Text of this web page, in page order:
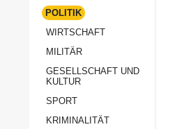
Politik
Militär
POLITIK
WIRTSCHAFT
MILITÄR
GESELLSCHAFT UND
KULTUR
SPORT
KRIMINALITÄT